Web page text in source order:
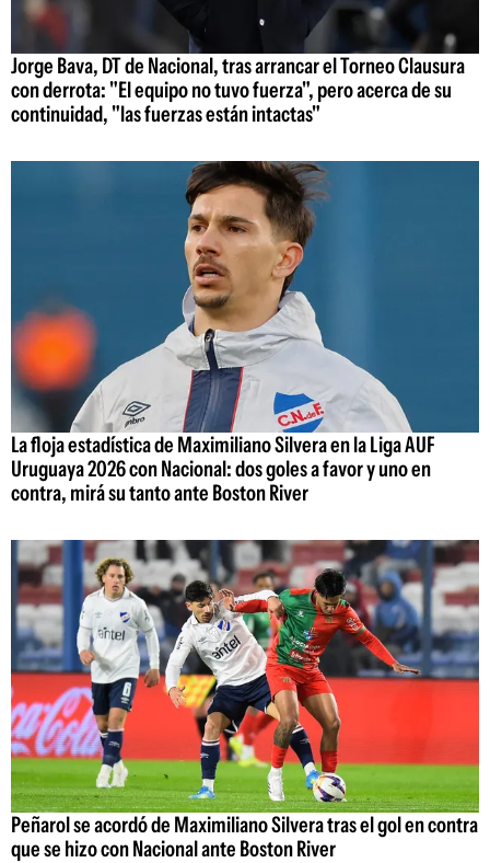
Jorge Bava, DT de Nacional, tras arrancar el Torneo Clausura
con derrota: "El equipo no tuvo fuerza", pero acerca de su
continuidad, "las fuerzas están intactas"
La floja estadística de Maximiliano Silvera en la Liga AUF
Uruguaya 2026 con Nacional: dos goles a favor y uno en
contra, mirá su tanto ante Boston River
Peñarol se acordó de Maximiliano Silvera tras el gol en contra
que se hizo con Nacional ante Boston River